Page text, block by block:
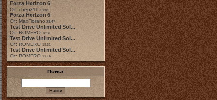
Forza Horizon 6
От: chep811 19:48
Forza Horizon 6
От: MaxFiorano 23:47
Test Drive Unlimited Sol...
От: ROMERO 18:31
Test Drive Unlimited Sol...
От: ROMERO 19:31
Test Drive Unlimited Sol...
От: ROMERO 11:49
Поиск